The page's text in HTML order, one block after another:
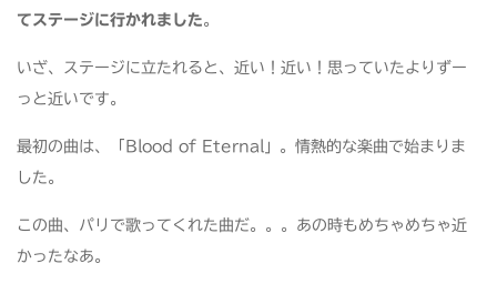
てステージに行かれました。
いざ、ステージに立たれると、近い！近い！思っていたよりずー
っと近いです。
最初の曲は、「Blood of Eternal」。情熱的な楽曲で始まりま
した。
この曲、パリで歌ってくれた曲だ。。。あの時もめちゃめちゃ近
かったなあ。